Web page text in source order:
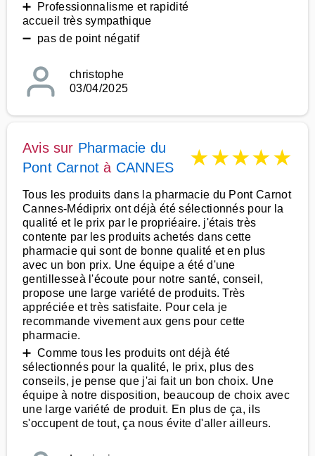
➕ Professionnalisme et rapidité
accueil très sympathique
➖ pas de point négatif
christophe
03/04/2025
Avis sur Pharmacie du
Pont Carnot à CANNES ★★★★★
Tous les produits dans la pharmacie du Pont Carnot
Cannes-Médiprix ont déjà été sélectionnés pour la
qualité et le prix par le propriéaire. j'étais très
contente par les produits achetés dans cette
pharmacie qui sont de bonne qualité et en plus
avec un bon prix. Une équipe a été d'une
gentillesseà l'écoute pour notre santé, conseil,
propose une large variété de produits. Très
appréciée et très satisfaite. Pour cela je
recommande vivement aux gens pour cette
pharmacie.
➕ Comme tous les produits ont déjà été
sélectionnés pour la qualité, le prix, plus des
conseils, je pense que j'ai fait un bon choix. Une
équipe à notre disposition, beaucoup de choix avec
une large variété de produit. En plus de ça, ils
s'occupent de tout, ça nous évite d'aller ailleurs.